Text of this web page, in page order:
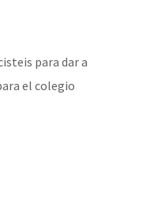
para dar a
el colegio